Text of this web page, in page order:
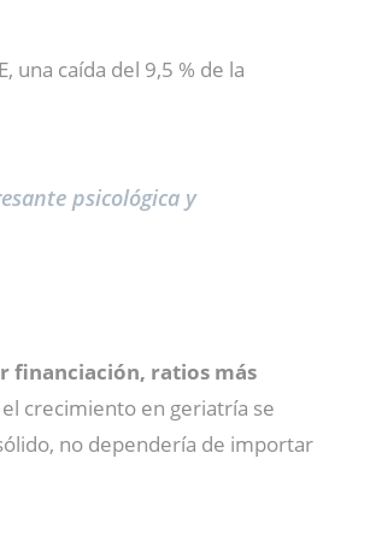
una caída del 9,5 % de la
psicológica y
financiación, ratios más
crecimiento en geriatría se
no dependería de importar